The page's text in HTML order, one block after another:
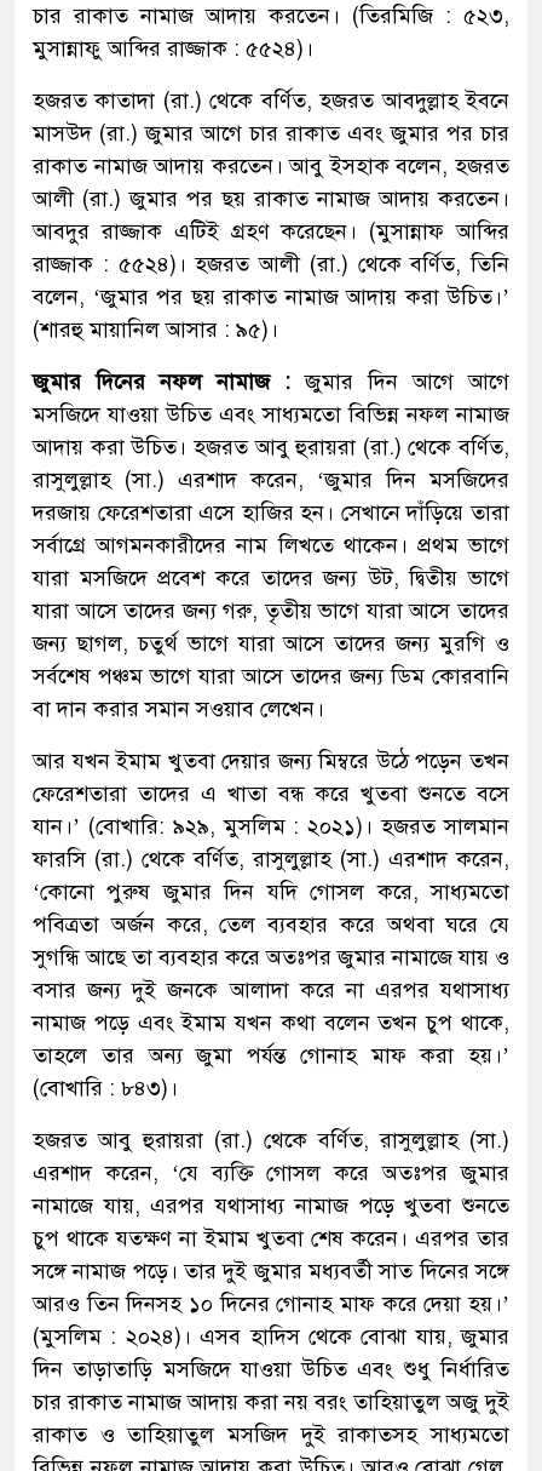
চার রাকাত নামাজ আদায় করতেন। (তিরমিজি : ৫২৩,
মুসান্নাফু আব্দির রাজ্জাক : ৫৫২৪)।
হজরত কাতাদা (রা.) থেকে বর্ণিত, হজরত আবদুল্লাহ ইবনে
মাসউদ (রা.) জুমার আগে চার রাকাত এবং জুমার পর চার
রাকাত নামাজ আদায় করতেন। আবু ইসহাক বলেন, হজরত
আলী (রা.) জুমার পর ছয় রাকাত নামাজ আদায় করতেন।
আবদুর রাজ্জাক এটিই গ্রহণ করেছেন। (মুসান্নাফ আব্দির
রাজ্জাক : ৫৫২৪)। হজরত আলী (রা.) থেকে বর্ণিত, তিনি
বলেন, ‘জুমার পর ছয় রাকাত নামাজ আদায় করা উচিত।’
(শারহু মায়ানিল আসার : ৯৫)।
জুমার দিনের নফল নামাজ : জুমার দিন আগে আগে
মসজিদে যাওয়া উচিত এবং সাধ্যমতো বিভিন্ন নফল নামাজ
আদায় করা উচিত। হজরত আবু হুরায়রা (রা.) থেকে বর্ণিত,
রাসুলুল্লাহ (সা.) এরশাদ করেন, ‘জুমার দিন মসজিদের
দরজায় ফেরেশতারা এসে হাজির হন। সেখানে দাঁড়িয়ে তারা
সর্বাগ্রে আগমনকারীদের নাম লিখতে থাকেন। প্রথম ভাগে
যারা মসজিদে প্রবেশ করে তাদের জন্য উট, দ্বিতীয় ভাগে
যারা আসে তাদের জন্য গরু, তৃতীয় ভাগে যারা আসে তাদের
জন্য ছাগল, চতুর্থ ভাগে যারা আসে তাদের জন্য মুরগি ও
সর্বশেষ পঞ্চম ভাগে যারা আসে তাদের জন্য ডিম কোরবানি
বা দান করার সমান সওয়াব লেখেন।
আর যখন ইমাম খুতবা দেয়ার জন্য মিম্বরে উঠে পড়েন তখন
ফেরেশতারা তাদের এ খাতা বন্ধ করে খুতবা শুনতে বসে
যান।’ (বোখারি: ৯২৯, মুসলিম : ২০২১)। হজরত সালমান
ফারসি (রা.) থেকে বর্ণিত, রাসুলুল্লাহ (সা.) এরশাদ করেন,
‘কোনো পুরুষ জুমার দিন যদি গোসল করে, সাধ্যমতো
পবিত্রতা অর্জন করে, তেল ব্যবহার করে অথবা ঘরে যে
সুগন্ধি আছে তা ব্যবহার করে অতঃপর জুমার নামাজে যায় ও
বসার জন্য দুই জনকে আলাদা করে না এরপর যথাসাধ্য
নামাজ পড়ে এবং ইমাম যখন কথা বলেন তখন চুপ থাকে,
তাহলে তার অন্য জুমা পর্যন্ত গোনাহ মাফ করা হয়।’
(বোখারি : ৮৪৩)।
হজরত আবু হুরায়রা (রা.) থেকে বর্ণিত, রাসুলুল্লাহ (সা.)
এরশাদ করেন, ‘যে ব্যক্তি গোসল করে অতঃপর জুমার
নামাজে যায়, এরপর যথাসাধ্য নামাজ পড়ে খুতবা শুনতে
চুপ থাকে যতক্ষণ না ইমাম খুতবা শেষ করেন। এরপর তার
সঙ্গে নামাজ পড়ে। তার দুই জুমার মধ্যবর্তী সাত দিনের সঙ্গে
আরও তিন দিনসহ ১০ দিনের গোনাহ মাফ করে দেয়া হয়।’
(মুসলিম : ২০২৪)। এসব হাদিস থেকে বোঝা যায়, জুমার
দিন তাড়াতাড়ি মসজিদে যাওয়া উচিত এবং শুধু নির্ধারিত
চার রাকাত নামাজ আদায় করা নয় বরং তাহিয়াতুল অজু দুই
রাকাত ও তাহিয়াতুল মসজিদ দুই রাকাতসহ সাধ্যমতো